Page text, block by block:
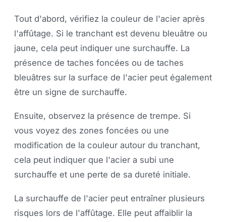
Tout d'abord, vérifiez la couleur de l'acier après
l'affûtage. Si le tranchant est devenu bleuâtre ou
jaune, cela peut indiquer une surchauffe. La
présence de taches foncées ou de taches
bleuâtres sur la surface de l'acier peut également
être un signe de surchauffe.
Ensuite, observez la présence de trempe. Si
vous voyez des zones foncées ou une
modification de la couleur autour du tranchant,
cela peut indiquer que l'acier a subi une
surchauffe et une perte de sa dureté initiale.
La surchauffe de l'acier peut entraîner plusieurs
risques lors de l'affûtage. Elle peut affaiblir la